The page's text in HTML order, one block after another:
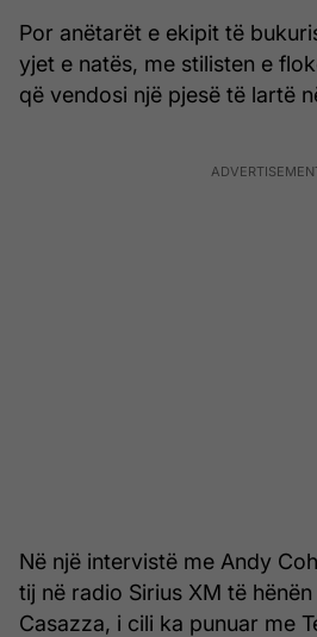
Por anëtarët e ekipit të
yjet e natës, me stilisten e
që vendosi një pjesë të lartë
Në një intervistë me Andy
tij në radio Sirius XM të
Casazza, i cili ka punuar me